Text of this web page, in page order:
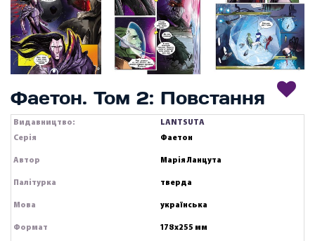
Фаетон. Том 2: Повстання
Видавництво:
LANTSUTA
Серія
Фаетон
Автор Марія Ланцута
Палітурка тверда
Мова українська
Формат 178х255 мм